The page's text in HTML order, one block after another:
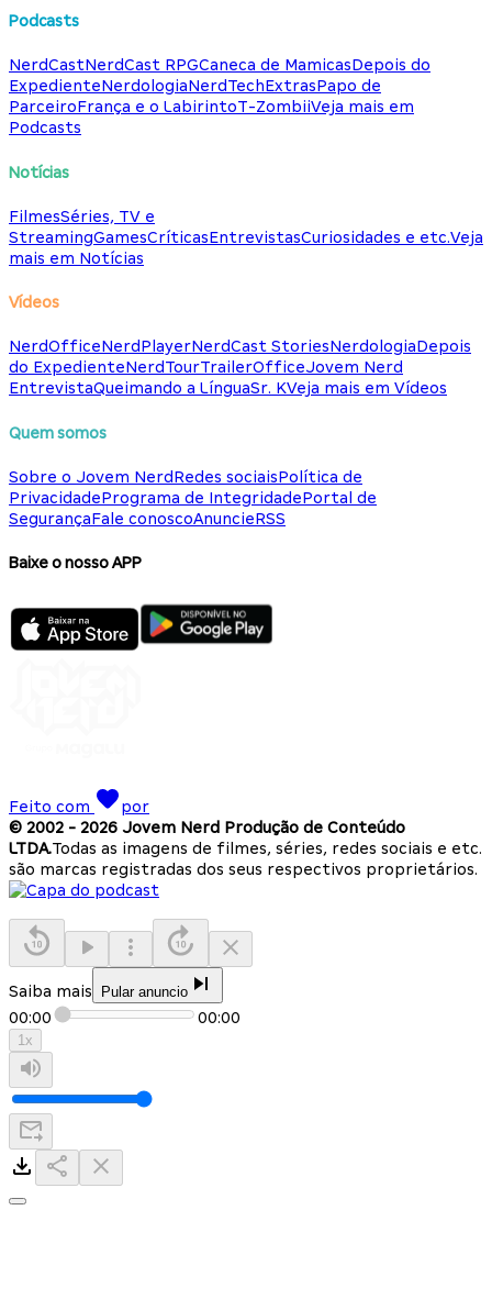
Podcasts
NerdCastNerdCast RPGCaneca de MamicasDepois do
ExpedienteNerdologiaNerdTechExtrasPapo de
ParceiroFrança e o LabirintoT-ZombiiVeja mais em
Podcasts
Notícias
FilmesSéries, TV e
StreamingGamesCríticasEntrevistasCuriosidades e etc.Veja
mais em Notícias
Vídeos
NerdOfficeNerdPlayerNerdCast StoriesNerdologiaDepois
do ExpedienteNerdTourTrailerOfficeJovem Nerd
EntrevistaQueimando a LínguaSr. KVeja mais em Vídeos
Quem somos
Sobre o Jovem NerdRedes sociaisPolítica de
PrivacidadePrograma de IntegridadePortal de
SegurançaFale conoscoAnuncieRSS
Baixe o nosso APP
Feito com
por
© 2002 - 2026 Jovem Nerd Produção de Conteúdo
LTDA.Todas as imagens de filmes, séries, redes sociais e etc.
são marcas registradas dos seus respectivos proprietários.
Saiba mais Pular anuncio
00:00 00:00
1x